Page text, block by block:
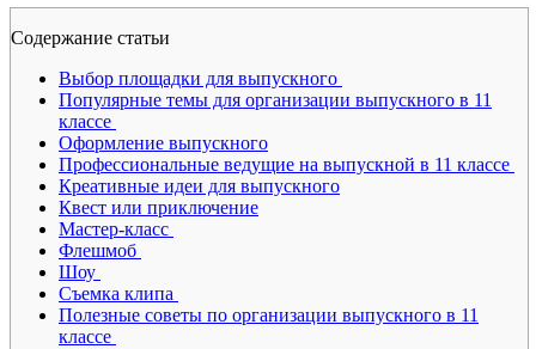
Содержание статьи
Выбор площадки для выпускного
Популярные темы для организации выпускного в 11
классе
Оформление выпускного
Профессиональные ведущие на выпускной в 11 классе
Креативные идеи для выпускного
Квест или приключение
Мастер-класс
Флешмоб
Шоу
Съемка клипа
Полезные советы по организации выпускного в 11
классе